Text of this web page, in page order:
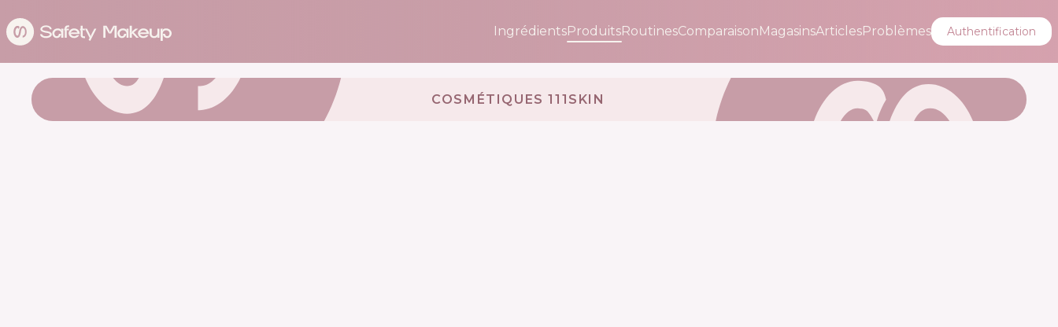
IngrédientsProduitsRoutinesComparaisonMagasinsArticlesProblèmes Authentification
COSMÉTIQUES 111SKIN 🇬🇧